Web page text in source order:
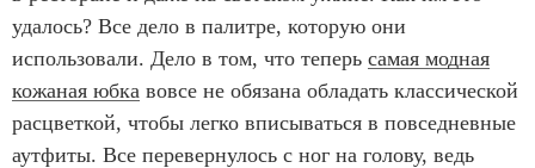
удалось? Все дело в палитре, которую они
использовали. Дело в том, что теперь самая модная
кожаная юбка вовсе не обязана обладать классической
расцветкой, чтобы легко вписываться в повседневные
аутфиты. Все перевернулось с ног на голову, ведь